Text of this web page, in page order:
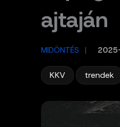
ajtaján
MIDÖNTÉS
KKV trendek